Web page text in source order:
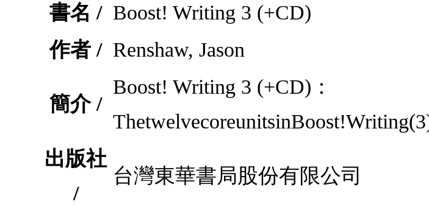
書名 / Boost! Writing 3 (+CD)
作者 / Renshaw, Jason
簡介 /
Boost! Writing 3 (+CD)：
出版社
/
台灣東華書局股份有限公司